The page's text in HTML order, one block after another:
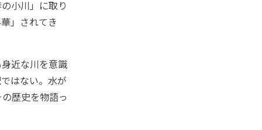
小川」に取り
」されてき
近な川を意識
はない。水が
歴史を物語っ